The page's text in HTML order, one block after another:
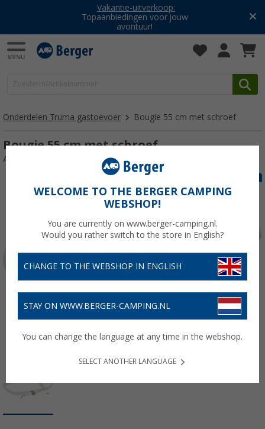
Vakantie-uitverkoop:
Topaanbiedingen voor jouw
avontuur!
Onderdelen Truma gastoevoer Bougie 55 cm met schroef
Bougie 55 cm met schroef
Artikelnr: 114733
WELCOME TO THE BERGER CAMPING
WEBSHOP!
You are currently on www.berger-camping.nl.
Would you rather switch to the store in English?
CHANGE TO THE WEBSHOP IN ENGLISH
STAY ON WWW.BERGER-CAMPING.NL
You can change the language at any time in the webshop.
SELECT ANOTHER LANGUAGE